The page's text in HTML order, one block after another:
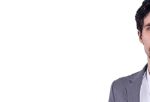
pourquoi les choses se
vulnérabilités avant la
préparation de votre équipe,
système de défense en vue